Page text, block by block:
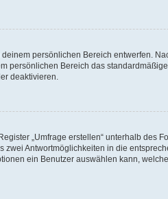
persönlichen Bereich entwerfen.
persönlichen Bereich das
deaktivieren.
„Umfrage erstellen“ unterhalb des
Antwortmöglichkeiten in die
ein Benutzer auswählen kann,